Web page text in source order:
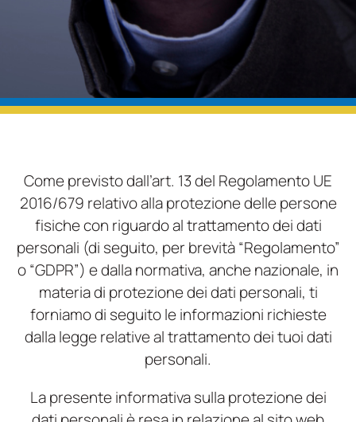
Come previsto dall’art. 13 del Regolamento UE
2016/679 relativo alla protezione delle persone
fisiche con riguardo al trattamento dei dati
personali (di seguito, per brevità “Regolamento”
o “GDPR”) e dalla normativa, anche nazionale, in
materia di protezione dei dati personali, ti
forniamo di seguito le informazioni richieste
dalla legge relative al trattamento dei tuoi dati
personali.
La presente informativa sulla protezione dei